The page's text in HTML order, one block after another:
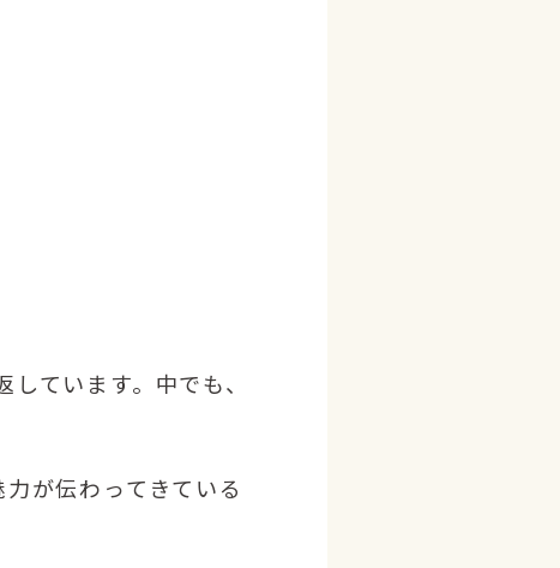
ています。中でも、
が伝わってきている